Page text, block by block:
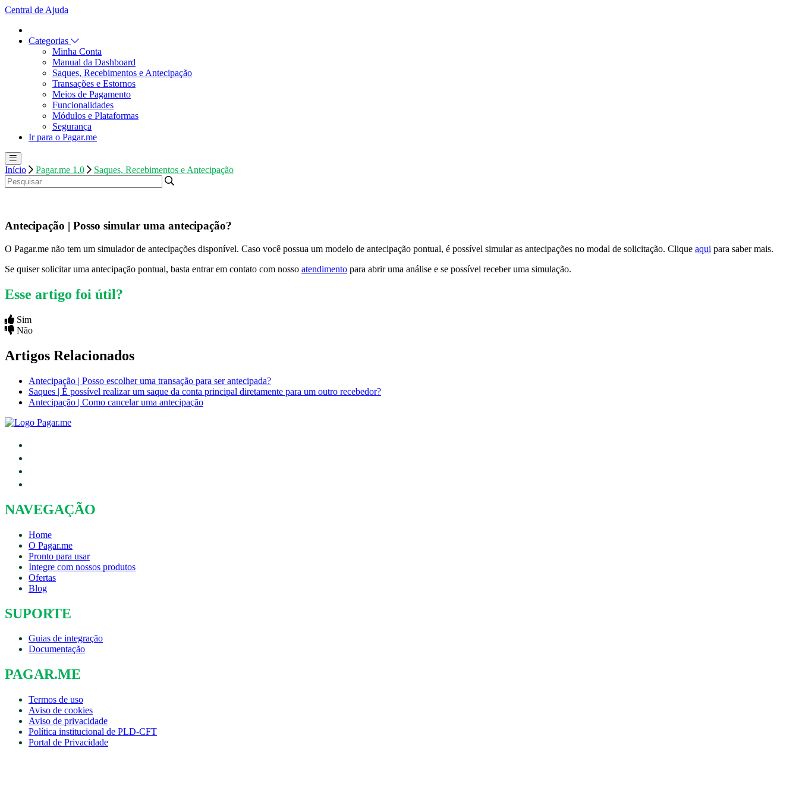
Central de Ajuda
Categorias
Minha Conta
Manual da Dashboard
Saques, Recebimentos e Antecipação
Transações e Estornos
Meios de Pagamento
Funcionalidades
Módulos e Plataformas
Segurança
Ir para o Pagar.me
Início Pagar.me 1.0 Saques, Recebimentos e Antecipação
Antecipação | Posso simular uma antecipação?
O Pagar.me não tem um simulador de antecipações disponível. Caso você possua um modelo de antecipação pontual, é possível simular as antecipações no modal de solicitação. Clique aqui para saber mais.
Se quiser solicitar uma antecipação pontual, basta entrar em contato com nosso atendimento para abrir uma análise e se possível receber uma simulação.
Esse artigo foi útil?
Sim
Não
Artigos Relacionados
Antecipação | Posso escolher uma transação para ser antecipada?
Saques | É possível realizar um saque da conta principal diretamente para um outro recebedor?
Antecipação | Como cancelar uma antecipação
NAVEGAÇÃO
Home
O Pagar.me
Pronto para usar
Integre com nossos produtos
Ofertas
Blog
SUPORTE
Guias de integração
Documentação
PAGAR.ME
Termos de uso
Aviso de cookies
Aviso de privacidade
Política institucional de PLD-CFT
Portal de Privacidade